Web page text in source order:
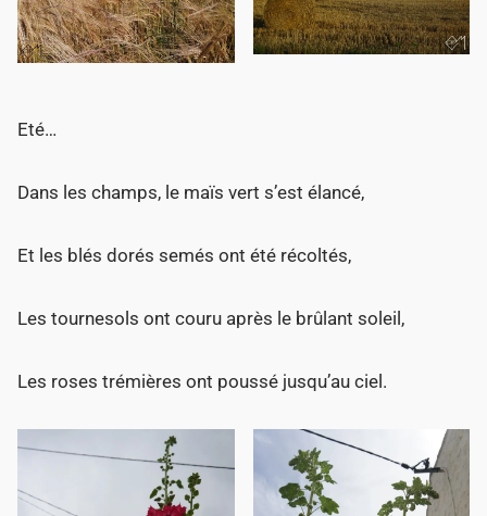
Eté…
Dans les champs, le maïs vert s’est élancé,
Et les blés dorés semés ont été récoltés,
Les tournesols ont couru après le brûlant soleil,
Les roses trémières ont poussé jusqu’au ciel.